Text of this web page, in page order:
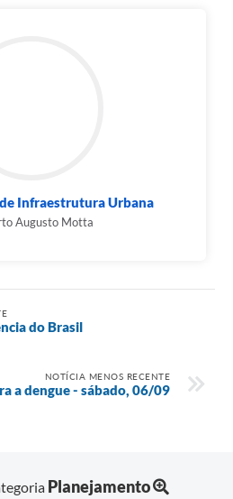
Infraestrutura Urbana
Augusto Motta
do Brasil
NOTÍCIA MENOS RECENTE
a dengue - sábado, 06/09
Planejamento